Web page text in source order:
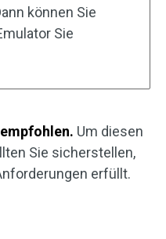
können Sie
Sie
Um diesen
Sie sicherstellen,
erfüllt.